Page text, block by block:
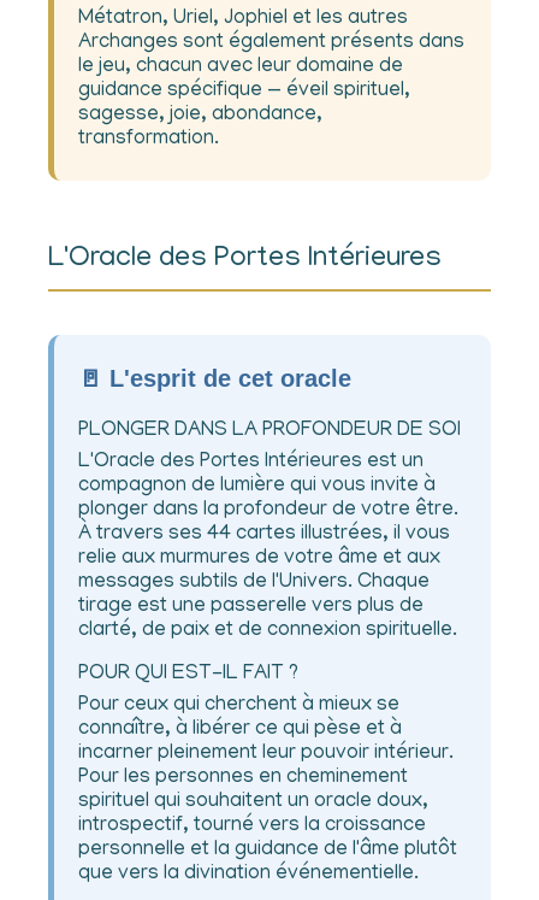
Métatron, Uriel, Jophiel et les autres
Archanges sont également présents dans
le jeu, chacun avec leur domaine de
guidance spécifique — éveil spirituel,
sagesse, joie, abondance,
transformation.
L'Oracle des Portes Intérieures
🚪 L'esprit de cet oracle
PLONGER DANS LA PROFONDEUR DE SOI
L'Oracle des Portes Intérieures est un
compagnon de lumière qui vous invite à
plonger dans la profondeur de votre être.
À travers ses 44 cartes illustrées, il vous
relie aux murmures de votre âme et aux
messages subtils de l'Univers. Chaque
tirage est une passerelle vers plus de
clarté, de paix et de connexion spirituelle.
POUR QUI EST-IL FAIT ?
Pour ceux qui cherchent à mieux se
connaître, à libérer ce qui pèse et à
incarner pleinement leur pouvoir intérieur.
Pour les personnes en cheminement
spirituel qui souhaitent un oracle doux,
introspectif, tourné vers la croissance
personnelle et la guidance de l'âme plutôt
que vers la divination événementielle.